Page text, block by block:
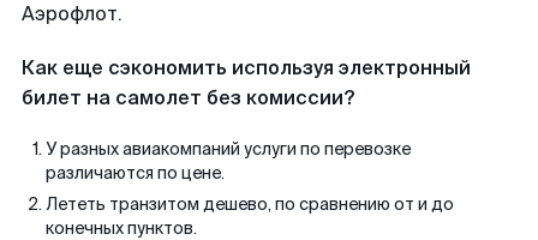
Аэрофлот.
Как еще сэкономить используя электронный
билет на самолет без комиссии?
У разных авиакомпаний услуги по перевозке
различаются по цене.
Лететь транзитом дешево, по сравнению от и до
конечных пунктов.